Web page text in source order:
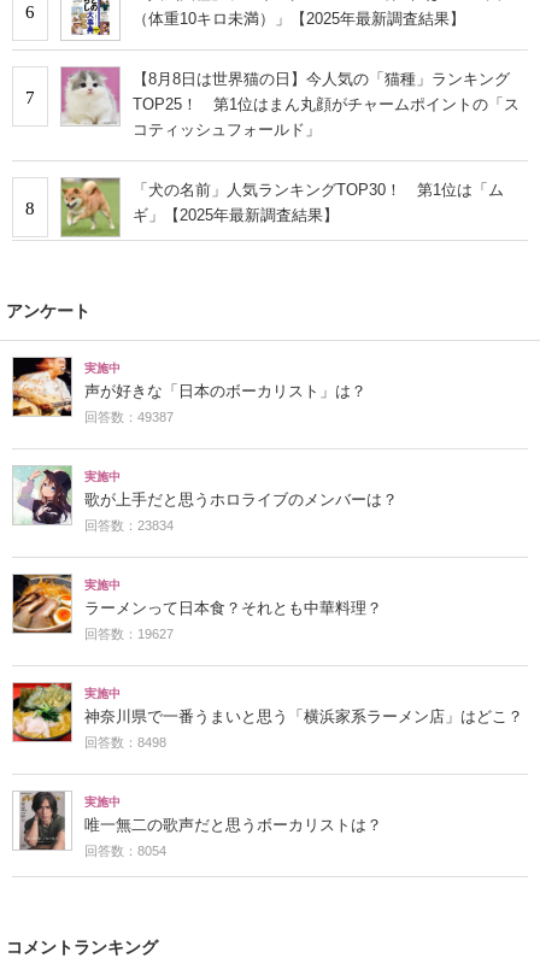
6
（体重10キロ未満）」【2025年最新調査結果】
7
【8月8日は世界猫の日】今人気の「猫種」ランキング
TOP25！ 第1位はまん丸顔がチャームポイントの「ス
コティッシュフォールド」
8
「犬の名前」人気ランキングTOP30！ 第1位は「ム
ギ」【2025年最新調査結果】
アンケート
実施中
声が好きな「日本のボーカリスト」は？
回答数：49387
実施中
歌が上手だと思うホロライブのメンバーは？
回答数：23834
実施中
ラーメンって日本食？それとも中華料理？
回答数：19627
実施中
神奈川県で一番うまいと思う「横浜家系ラーメン店」はどこ？
回答数：8498
実施中
唯一無二の歌声だと思うボーカリストは？
回答数：8054
コメントランキング